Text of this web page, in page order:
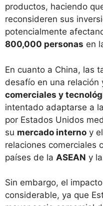
productos, haciendo
reconsideren sus
potencialmente
800,000 personas en
En cuanto a China, las
desafío en una relación
comerciales y
intentado adaptarse a
por Estados Unidos
su mercado interno y
relaciones comerciales
países de la ASEAN y la
Sin embargo, el
considerable, ya que